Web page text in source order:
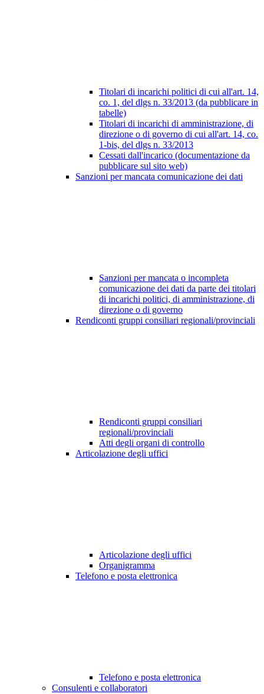
Titolari di incarichi politici di cui all'art. 14,
co. 1, del dlgs n. 33/2013 (da pubblicare in
tabelle)
Titolari di incarichi di amministrazione, di
direzione o di governo di cui all'art. 14, co.
1-bis, del dlgs n. 33/2013
Cessati dall'incarico (documentazione da
pubblicare sul sito web)
Sanzioni per mancata comunicazione dei dati
Sanzioni per mancata o incompleta
comunicazione dei dati da parte dei titolari
di incarichi politici, di amministrazione, di
direzione o di governo
Rendiconti gruppi consiliari regionali/provinciali
Rendiconti gruppi consiliari
regionali/provinciali
Atti degli organi di controllo
Articolazione degli uffici
Articolazione degli uffici
Organigramma
Telefono e posta elettronica
Telefono e posta elettronica
Consulenti e collaboratori